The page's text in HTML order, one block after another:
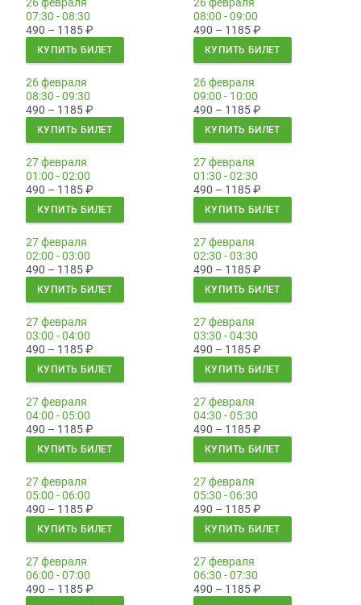
26 февраля
07:30 - 08:30
490 – 1185₽
КУПИТЬ БИЛЕТ
26 февраля
08:00 - 09:00
490 – 1185₽
КУПИТЬ БИЛЕТ
26 февраля
08:30 - 09:30
490 – 1185₽
КУПИТЬ БИЛЕТ
26 февраля
09:00 - 10:00
490 – 1185₽
КУПИТЬ БИЛЕТ
27 февраля
01:00 - 02:00
490 – 1185₽
КУПИТЬ БИЛЕТ
27 февраля
01:30 - 02:30
490 – 1185₽
КУПИТЬ БИЛЕТ
27 февраля
02:00 - 03:00
490 – 1185₽
КУПИТЬ БИЛЕТ
27 февраля
02:30 - 03:30
490 – 1185₽
КУПИТЬ БИЛЕТ
27 февраля
03:00 - 04:00
490 – 1185₽
КУПИТЬ БИЛЕТ
27 февраля
03:30 - 04:30
490 – 1185₽
КУПИТЬ БИЛЕТ
27 февраля
04:00 - 05:00
490 – 1185₽
КУПИТЬ БИЛЕТ
27 февраля
04:30 - 05:30
490 – 1185₽
КУПИТЬ БИЛЕТ
27 февраля
05:00 - 06:00
490 – 1185₽
КУПИТЬ БИЛЕТ
27 февраля
05:30 - 06:30
490 – 1185₽
КУПИТЬ БИЛЕТ
27 февраля
06:00 - 07:00
490 – 1185₽
27 февраля
06:30 - 07:30
490 – 1185₽